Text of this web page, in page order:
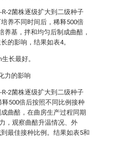
2菌株逐级扩大到二级种子
养不同时间后，稀释500倍
基，拌和均匀后制成曲醅，
的影响，结果如表4。
长最好。
力的影响
2菌株逐级扩大到二级种子
500倍后按照不同比例接种
曲醅，在曲房生产过程同期
，观察曲醅升温情况、外
最佳接种比例。结果如表5和